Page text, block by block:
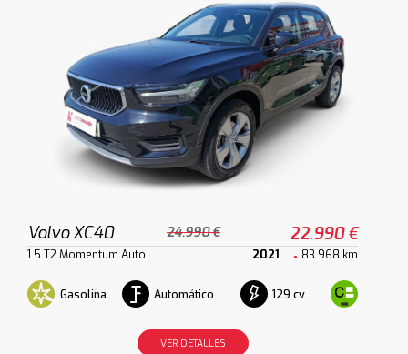
Volvo XC40 24.990 € 22.990 €
1.5 T2 Momentum Auto 2021 83.968 km
Gasolina Automático 129 cv
VER DETALLES